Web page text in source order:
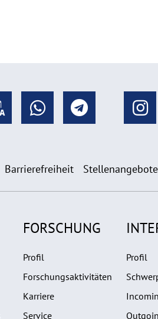
Barrierefreiheit Stellenangebote
FORSCHUNG
Profil
Forschungsaktivitäten
Karriere
Service
Profil